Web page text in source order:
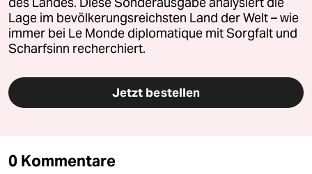
des Landes. Diese Sonderausgabe analysiert die
Lage im bevölkerungsreichsten Land der Welt – wie
immer bei Le Monde diplomatique mit Sorgfalt und
Scharfsinn recherchiert.
Jetzt bestellen
0 Kommentare